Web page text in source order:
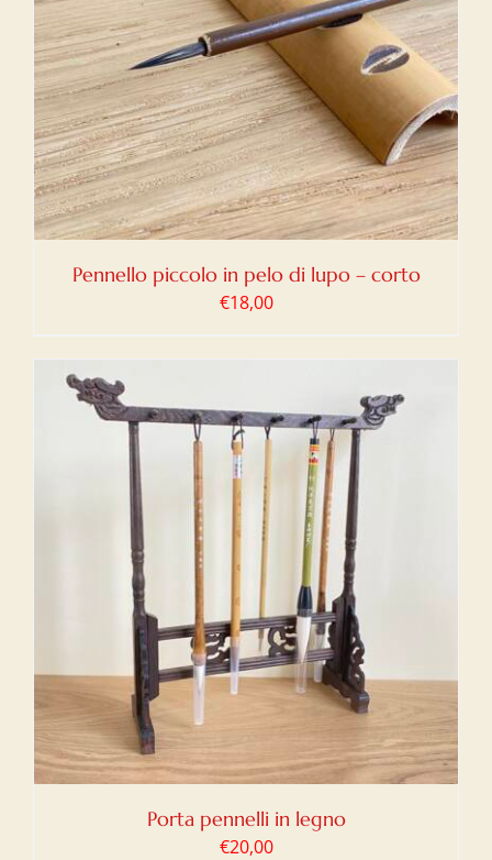
Pennello piccolo in pelo di lupo – corto
€18,00
Porta pennelli in legno
€20,00